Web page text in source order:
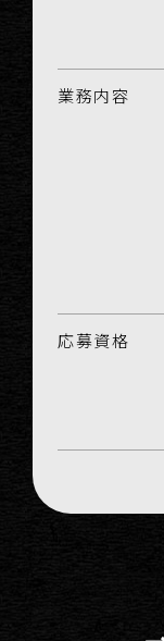
業務内容
応募資格